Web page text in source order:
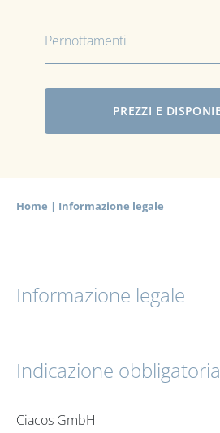
Pernottamenti
Home | Informazione legale
Informazione legale
Indicazione obbligatoria
Ciacos GmbH